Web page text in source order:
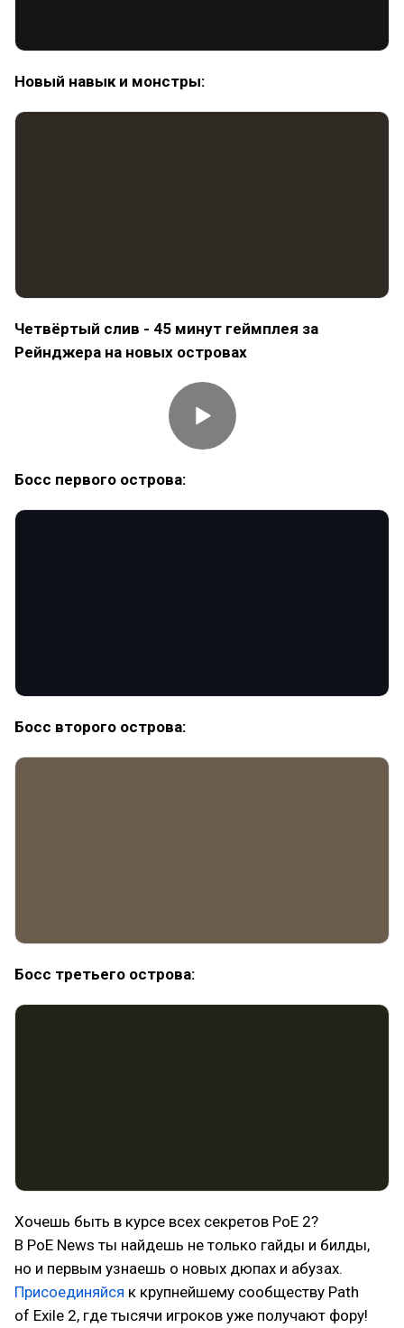
Новый навык и монстры:
Четвёртый слив - 45 минут геймплея за
Рейнджера на новых островах
Босс первого острова:
Босс второго острова:
Босс третьего острова:
Хочешь быть в курсе всех секретов PoE 2?
В PoE News ты найдешь не только гайды и билды,
но и первым узнаешь о новых дюпах и абузах.
Присоединяйся к крупнейшему сообществу Path
of Exile 2, где тысячи игроков уже получают фору!